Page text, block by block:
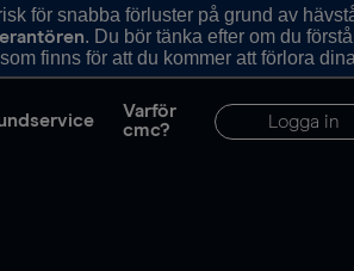
för snabba förluster på grund av
. Du bör tänka efter om du
finns för att du kommer att förlora
Varför
cmc?
Logga in